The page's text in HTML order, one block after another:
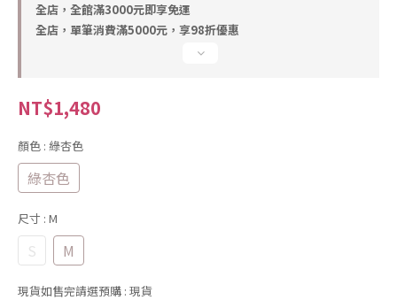
全店，全館滿3000元即享免運
全店，單筆消費滿5000元，享98折優惠
NT$1,480
顏色 : 綠杏色
綠杏色
尺寸 : M
S M
現貨如售完請選預購 : 現貨